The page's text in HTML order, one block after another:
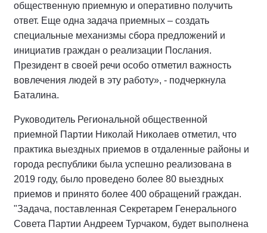
общественную приемную и оперативно получить
ответ. Еще одна задача приемных – создать
специальные механизмы сбора предложений и
инициатив граждан о реализации Послания.
Президент в своей речи особо отметил важность
вовлечения людей в эту работу», - подчеркнула
Баталина.
Руководитель Региональной общественной
приемной Партии Николай Николаев отметил, что
практика выездных приемов в отдаленные районы и
города республики была успешно реализована в
2019 году, было проведено более 80 выездных
приемов и принято более 400 обращений граждан.
"Задача, поставленная Секретарем Генерального
Совета Партии Андреем Турчаком, будет выполнена